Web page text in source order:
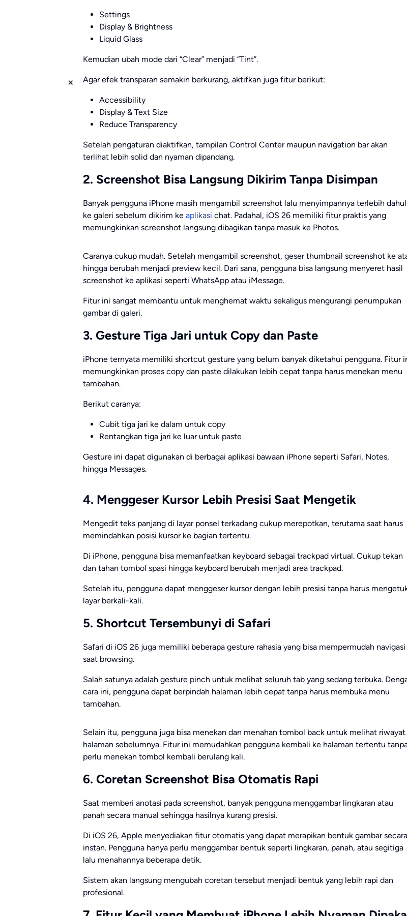
Settings
Display & Brightness
Liquid Glass
Kemudian ubah mode dari “Clear” menjadi “Tint”.
Agar efek transparan semakin berkurang, aktifkan juga fitur berikut:
Accessibility
Display & Text Size
Reduce Transparency
Setelah pengaturan diaktifkan, tampilan Control Center maupun navigation bar akan
terlihat lebih solid dan nyaman dipandang.
2. Screenshot Bisa Langsung Dikirim Tanpa Disimpan
Banyak pengguna iPhone masih mengambil screenshot lalu menyimpannya terlebih
ke galeri sebelum dikirim ke aplikasi chat. Padahal, iOS 26 memiliki fitur praktis yang
memungkinkan screenshot langsung dibagikan tanpa masuk ke Photos.
Caranya cukup mudah. Setelah mengambil screenshot, geser thumbnail screenshot ke
hingga berubah menjadi preview kecil. Dari sana, pengguna bisa langsung menyeret hasil
screenshot ke aplikasi seperti WhatsApp atau iMessage.
Fitur ini sangat membantu untuk menghemat waktu sekaligus mengurangi penumpukan
gambar di galeri.
3. Gesture Tiga Jari untuk Copy dan Paste
iPhone ternyata memiliki shortcut gesture yang belum banyak diketahui pengguna. Fitur
memungkinkan proses copy dan paste dilakukan lebih cepat tanpa harus menekan menu
tambahan.
Berikut caranya:
Cubit tiga jari ke dalam untuk copy
Rentangkan tiga jari ke luar untuk paste
Gesture ini dapat digunakan di berbagai aplikasi bawaan iPhone seperti Safari, Notes,
hingga Messages.
4. Menggeser Kursor Lebih Presisi Saat Mengetik
Mengedit teks panjang di layar ponsel terkadang cukup merepotkan, terutama saat harus
memindahkan posisi kursor ke bagian tertentu.
Di iPhone, pengguna bisa memanfaatkan keyboard sebagai trackpad virtual. Cukup tekan
dan tahan tombol spasi hingga keyboard berubah menjadi area trackpad.
Setelah itu, pengguna dapat menggeser kursor dengan lebih presisi tanpa harus
layar berkali-kali.
5. Shortcut Tersembunyi di Safari
Safari di iOS 26 juga memiliki beberapa gesture rahasia yang bisa mempermudah navigasi
saat browsing.
Salah satunya adalah gesture pinch untuk melihat seluruh tab yang sedang terbuka.
cara ini, pengguna dapat berpindah halaman lebih cepat tanpa harus membuka menu
tambahan.
Selain itu, pengguna juga bisa menekan dan menahan tombol back untuk melihat riwayat
halaman sebelumnya. Fitur ini memudahkan pengguna kembali ke halaman tertentu
perlu menekan tombol kembali berulang kali.
6. Coretan Screenshot Bisa Otomatis Rapi
Saat memberi anotasi pada screenshot, banyak pengguna menggambar lingkaran atau
panah secara manual sehingga hasilnya kurang presisi.
Di iOS 26, Apple menyediakan fitur otomatis yang dapat merapikan bentuk gambar secara
instan. Pengguna hanya perlu menggambar bentuk seperti lingkaran, panah, atau segitiga
lalu menahannya beberapa detik.
Sistem akan langsung mengubah coretan tersebut menjadi bentuk yang lebih rapi dan
profesional.